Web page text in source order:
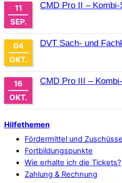
11
SEP.
CMD Pro II – Kombi-
04
OKT.
DVT Sach- und
16
OKT.
CMD Pro III –
Hilfethemen
Fördermittel und Zuschüsse
Fortbildungspunkte
Wie erhalte ich die Tickets?
Zahlung & Rechnung